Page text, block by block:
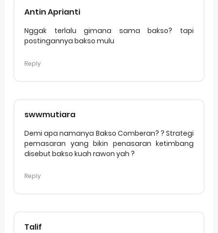
Antin Aprianti
Nggak terlalu gimana sama bakso? tapi
postingannya bakso mulu
Reply
swwmutiara
Demi apa namanya Bakso Comberan? ? Strategi
pemasaran yang bikin penasaran ketimbang
disebut bakso kuah rawon yah ?
Reply
Talif